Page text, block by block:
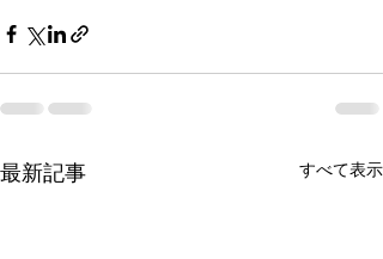
最新記事 すべて表示